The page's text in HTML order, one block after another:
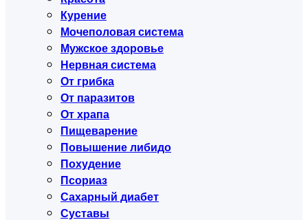
Курение
Мочеполовая система
Мужское здоровье
Нервная система
От грибка
От паразитов
От храпа
Пищеварение
Повышение либидо
Похудение
Псориаз
Сахарный диабет
Суставы